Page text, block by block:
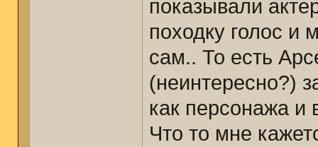
показывали
походку голос и
сам.. То есть
(неинтересно?)
как персонажа и
Что то мне